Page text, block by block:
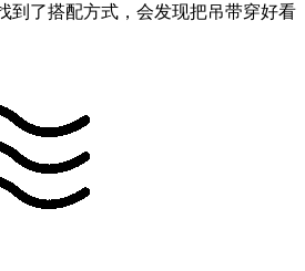
到了搭配方式，会发现把吊带穿好看